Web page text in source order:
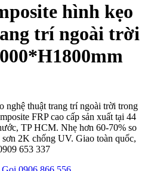
hình kẹo
trí ngoài trời
nghệ thuật trang trí ngoài trời trong
FRP cao cấp sản xuất tại 44
TP HCM. Nhẹ hơn 60-70% so
2K chống UV. Giao toàn quốc,
653 337